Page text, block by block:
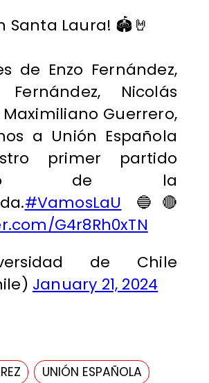
Santa Laura! 🏟️🤘
de Enzo Fernández,
Fernández, Nicolás
Guerrero,
a Unión Española
primer partido
de la
#VamosLaU 🔵🔴
G4r8Rh0xTN
de Chile
January 21, 2024
UNIÓN ESPAÑOLA